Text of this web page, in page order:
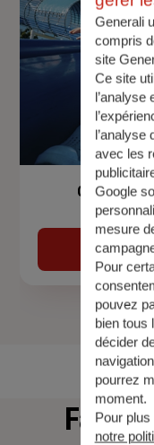
Garantie
Faites
Generali
compris
site
Ce site
l’analyse
l’analyse
avec les
Google
mesure
Pour
pouvez
bien tous
décider
pourrez
moment.
Pour plus
notre